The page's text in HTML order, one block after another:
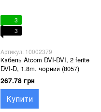
3
3
Артикул: 10002379
Кабель Atcom DVI-DVI, 2 ferite
DVI-D, 1.8m. чорний (8057)
267.78 грн
Купити